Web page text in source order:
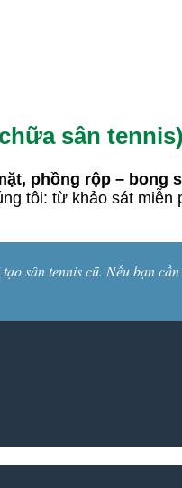
sân tennis)
phồng rộp – bong
tôi: từ khảo sát miễn
sân tennis cũ. Nếu bạn